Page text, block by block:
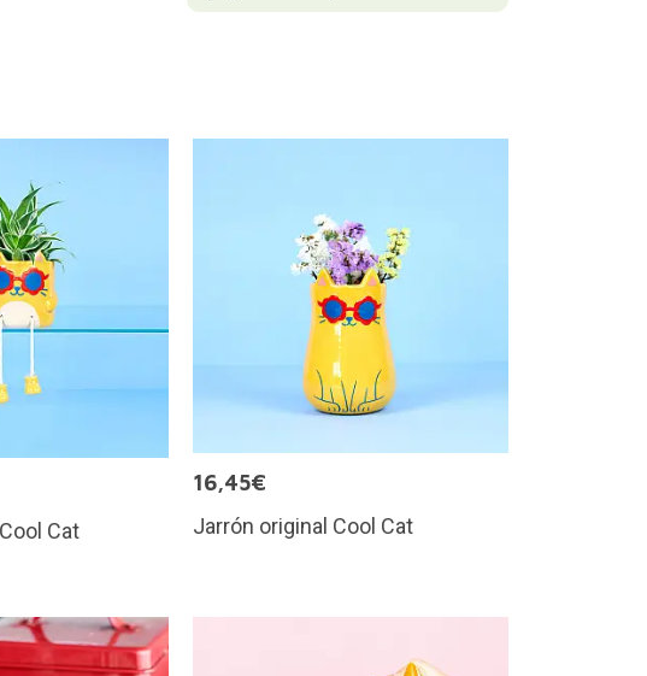
Cat
16,45€
Jarrón original Cool Cat